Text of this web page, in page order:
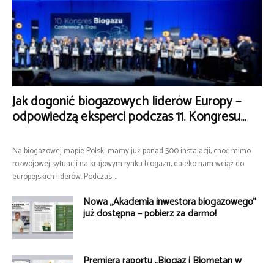
Jak dogonić biogazowych liderów Europy –
odpowiedzą eksperci podczas 11. Kongresu...
Na biogazowej mapie Polski mamy już ponad 500 instalacji, choć mimo
rozwojowej sytuacji na krajowym rynku biogazu, daleko nam wciąż do
europejskich liderów. Podczas...
Nowa „Akademia inwestora biogazowego”
już dostępna – pobierz za darmo!